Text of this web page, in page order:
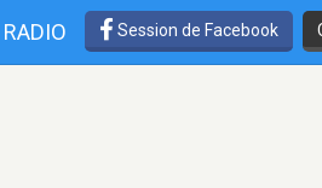
RADIO Session de Facebook